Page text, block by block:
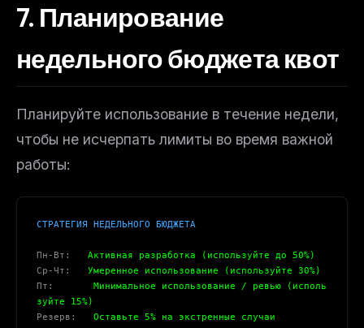
7. Планирование
недельного бюджета квот
Планируйте использование в течение недели,
чтобы не исчерпать лимиты во время важной
работы:
СТРАТЕГИЯ НЕДЕЛЬНОГО БЮДЖЕТА
Пн-Вт:
Активная разработка (используйте до 50%)
Ср-Чт:
Умеренное использование (используйте 30%)
Пт:
Минимальное использование / ревью (исполь
зуйте 15%)
Резерв:
Оставьте 5% на экстренные случаи